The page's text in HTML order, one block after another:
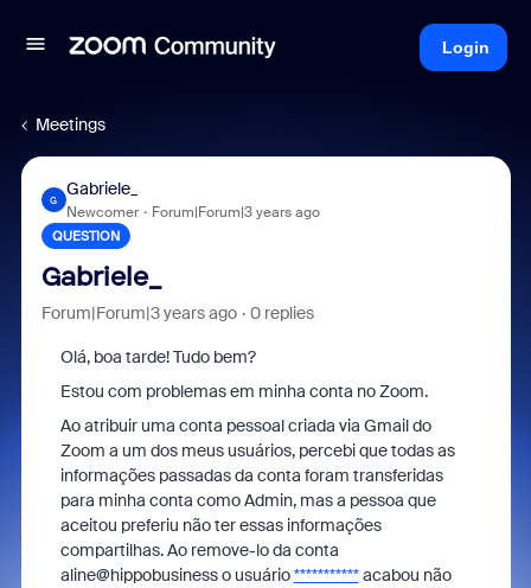
Login
Meetings
G
Gabriele_
Newcomer Forum|Forum|3 years ago
QUESTION
Gabriele_
Forum|Forum|3 years ago 0 replies
Olá, boa tarde! Tudo bem?
Estou com problemas em minha conta no Zoom.
Ao atribuir uma conta pessoal criada via Gmail do
Zoom a um dos meus usuários, percebi que todas as
informações passadas da conta foram transferidas
para minha conta como Admin, mas a pessoa que
aceitou preferiu não ter essas informações
compartilhas. Ao remove-lo da conta
aline@hippobusiness o usuário***********acabou não